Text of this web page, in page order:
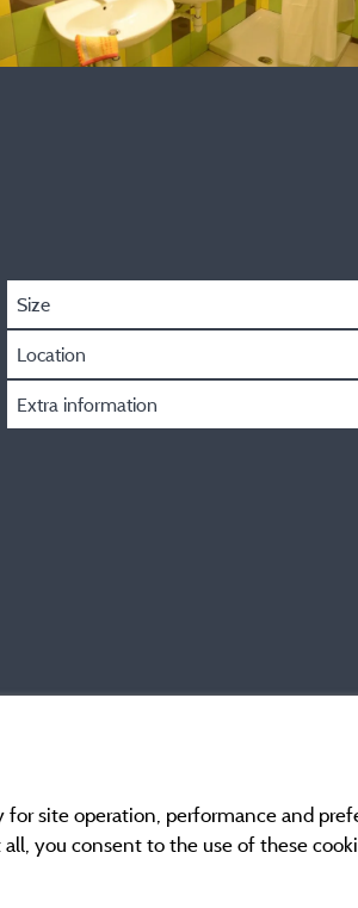
Size
Location
Extra information
site operation, performance and
you consent to the use of these